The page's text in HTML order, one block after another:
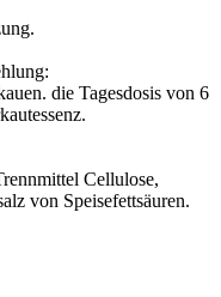
die Tagesdosis von 6
Cellulose,
von Speisefettsäuren.